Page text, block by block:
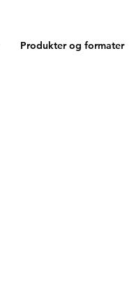
Produkter og formater